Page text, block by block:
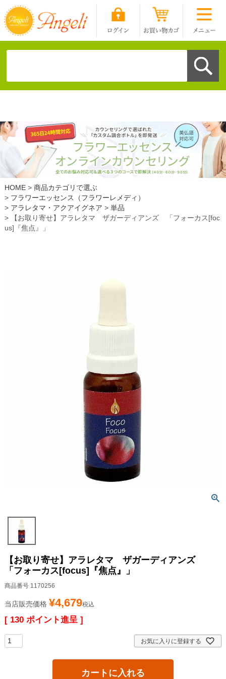
HOME
商品カテゴリで選ぶ
フラワーエッセンス（フラワーレメディ）
アラレタマ・アクアイグネア
単品
【お取り寄せ】アラレタマ ザガーディアンズ 「フォーカス[foc
us]『焦点』」
【お取り寄せ】アラレタマ ザガーディアンズ
「フォーカス[focus]『焦点』」
商品番号 1170256
当店販売価格 ¥4,679税込
[ 130 ポイント進呈 ]
お気に入りに登録する
カートに入れる